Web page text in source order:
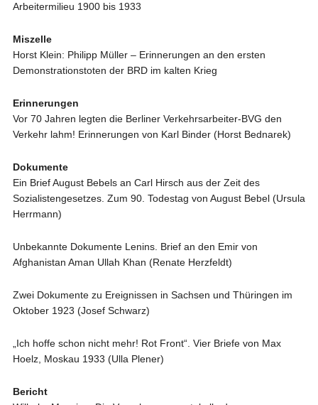
Arbeitermilieu 1900 bis 1933
Miszelle
Horst Klein: Philipp Müller – Erinnerungen an den ersten
Demonstrationstoten der BRD im kalten Krieg
Erinnerungen
Vor 70 Jahren legten die Berliner Verkehrsarbeiter‑BVG den
Verkehr lahm! Erinnerungen von Karl Binder (Horst Bednarek)
Dokumente
Ein Brief August Bebels an Carl Hirsch aus der Zeit des
Sozialistengesetzes. Zum 90. Todestag von August Bebel (Ursula
Herrmann)
Unbekannte Dokumente Lenins. Brief an den Emir von
Afghanistan Aman Ullah Khan (Renate Herzfeldt)
Zwei Dokumente zu Ereignissen in Sachsen und Thüringen im
Oktober 1923 (Josef Schwarz)
„Ich hoffe schon nicht mehr! Rot Front“. Vier Briefe von Max
Hoelz, Moskau 1933 (Ulla Plener)
Bericht